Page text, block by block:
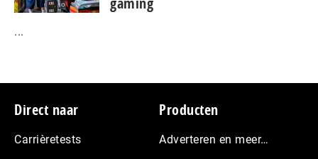
...
Footer
Direct naar
Carrièretests
Producten
Adverteren en meer…